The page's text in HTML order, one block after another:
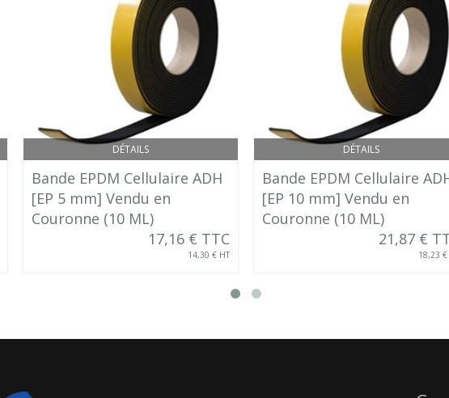
DÉTAILS
Bande EPDM Cellulaire ADH
[EP 5 mm] Vendu en
Couronne (10 ML)
17,16 € TTC
14,30 € HT
DÉTAILS
Bande EPDM Cellulaire
[EP 10 mm] Vendu en
Couronne (10 ML)
21,87 €
18,23 €